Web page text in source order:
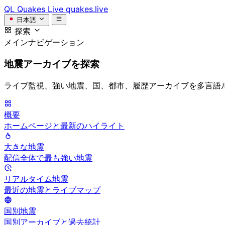
QL Quakes Live quakes.live
日本語
探索
メインナビゲーション
地震アーカイブを探索
ライブ監視、強い地震、国、都市、履歴アーカイブを多言語
概要
ホームページと最新のハイライト
大きな地震
配信全体で最も強い地震
リアルタイム地震
最近の地震とライブマップ
国別地震
国別アーカイブと過去統計